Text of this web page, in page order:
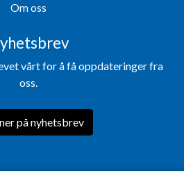
Om oss
vårt for å få oppdateringer fra
oss.
på nyhetsbrev